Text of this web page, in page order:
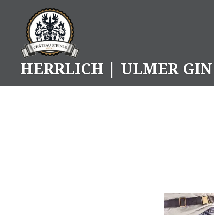
content
HERRLICH | ULMER GIN